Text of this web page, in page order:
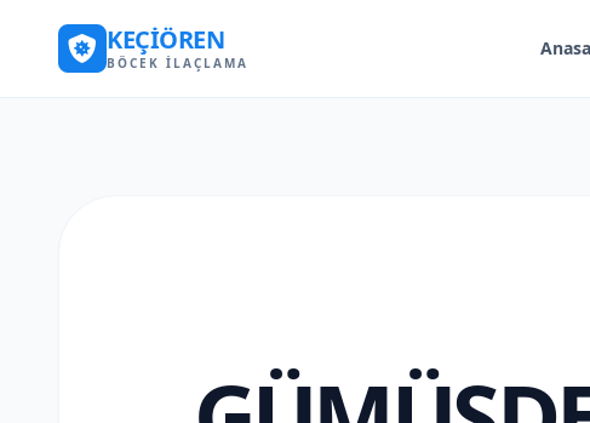
KEÇIÖREN
BÖCEK İLAÇLAMA